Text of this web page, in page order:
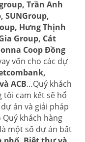
Trần Anh
SUNGroup,
Hưng Thịnh
Group, Cát
Coop Đồng
vốn cho các dự
ACB…Quý khách
tôi cam kết sẽ hổ
án và giải pháp
khách hàng
một số dự án bất